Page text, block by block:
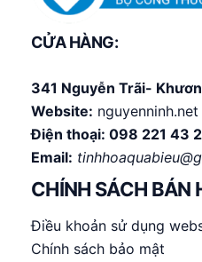
CỬA HÀNG:
341 Nguyễn Trãi-
Website: nguyenninh.net
Điện thoại: 098 221 43
Email:
CHÍNH SÁCH BÁN
Điều khoản sử dụng
Chính sách bảo mật